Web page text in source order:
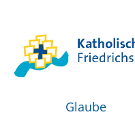
Glaube